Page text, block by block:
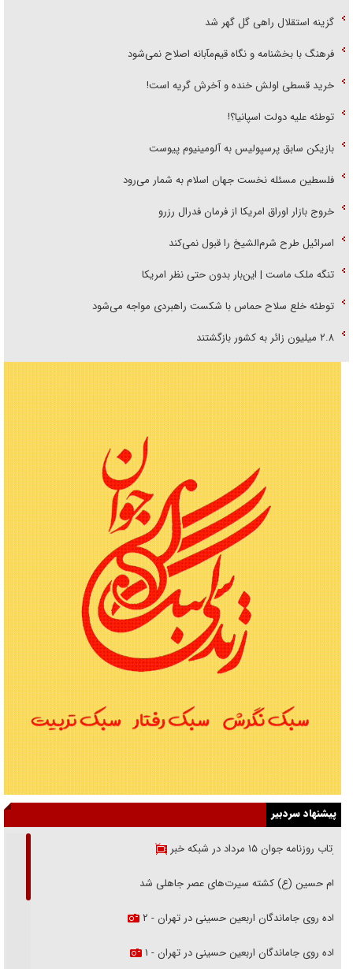
گزینه استقلال راهی گل گهر شد
فرهنگ با بخشنامه و نگاه قیم‌مآبانه اصلاح نمی‌شود
خرید قسطی اولش خنده و آخرش گریه است!
توطئه علیه دولت اسپانیا؟!
بازیکن سابق پرسپولیس به آلومینیوم پیوست
فلسطین مسئله نخست جهان اسلام به شمار می‌رود
خروج بازار اوراق امریکا از فرمان فدرال رزرو
اسرائیل طرح شرم‌الشیخ را قبول نمی‌کند
تنگه ملک ماست | این‌بار بدون حتی نظر امریکا
توطئه خلع سلاح حماس با شکست راهبردی مواجه می‌شود
۲.۸ میلیون زائر به کشور بازگشتند
پیشنهاد سردبیر
بازتاب روزنامه جوان ۱۵ مرداد در شبکه خبر
امام حسین (ع) کشته سیرت‌های عصر جاهلی شد
پیاده روی جاماندگان اربعین حسینی در تهران - ۲
پیاده روی جاماندگان اربعین حسینی در تهران - ۱